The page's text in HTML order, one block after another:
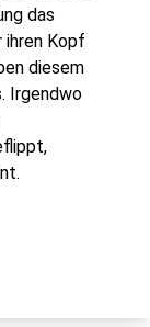
das
ihren Kopf
diesem
Irgendwo